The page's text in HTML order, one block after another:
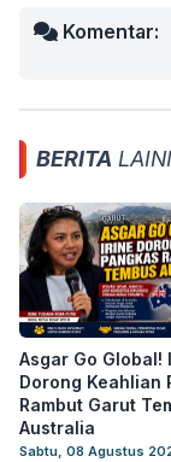
Komentar:
BERITA
Asgar Go Global!
Dorong Keahlian
Rambut Garut
Australia
Sabtu, 08 Agustus